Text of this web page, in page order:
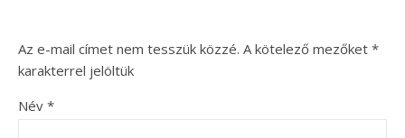
Az e-mail címet nem tesszük közzé. A kötelező mezőket *
karakterrel jelöltük
Név *